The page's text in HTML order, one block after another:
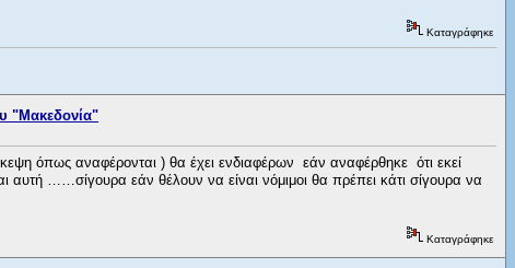
Καταγράφηκε
"Μακεδονία"
όπως αναφέρονται ) θα έχει ενδιαφέρων εάν αναφέρθηκε ότι εκεί
αυτή ……σίγουρα εάν θέλουν να είναι νόμιμοι θα πρέπει κάτι σίγουρα να
Καταγράφηκε